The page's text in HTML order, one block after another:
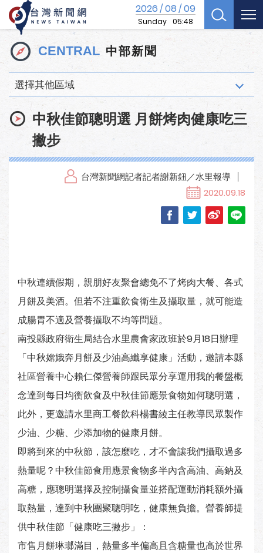
2026/08/09
Sunday 05:48
CENTRAL 中部新聞
選擇其他區域
中秋佳節聰明選 月餅烤肉健康吃三
撇步
台灣新聞網記者記者謝新鈕／水里報導
2020.09.18
中秋連續假期，親朋好友聚會總免不了烤肉大餐、各式
月餅及美酒。但若不注重飲食衛生及攝取量，就可能造
成腸胃不適及營養攝取不均等問題。
南投縣政府衛生局結合水里農會家政班於9月18日辦理
「中秋嫦娥奔月餅及少油高纖享健康」活動，邀請本縣
社區營養中心賴仁傑營養師跟民眾分享運用我的餐盤概
念達到每日均衡飲食及中秋佳節應景食物如何聰明選，
此外，更邀請水里商工餐飲科楊書綾主任教導民眾製作
少油、少糖、少添加物的健康月餅。
即將到來的中秋節，該怎麼吃，才不會讓我們攝取過多
熱量呢？中秋佳節食用應景食物多半內含高油、高鈉及
高糖，應聰明選擇及控制攝食量並搭配運動消耗額外攝
取熱量，達到中秋團聚聰明吃，健康無負擔。營養師提
供中秋佳節「健康吃三撇步」：
市售月餅琳瑯滿目，熱量多半偏高且含糖量也高於世界